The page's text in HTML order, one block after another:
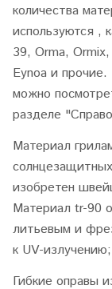
количества
используются ,
39, Orma,
Eynoa и
можно
разделе
Материал
изобретен
Материал tr-90
литьевым и
к UV-
Гибкие оправы